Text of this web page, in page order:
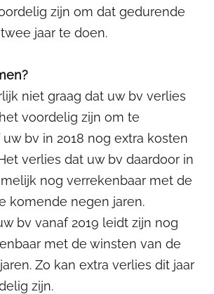
zijn om dat gedurende
jaar te doen.
niet graag dat uw bv verlies
voordelig zijn om te
bv in 2018 nog extra kosten
verlies dat uw bv daardoor in
nog verrekenbaar met de
komende negen jaren.
bv vanaf 2019 leidt zijn nog
met de winsten van de
Zo kan extra verlies dit jaar
zijn.